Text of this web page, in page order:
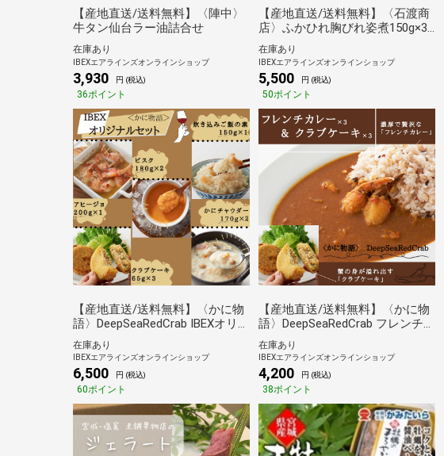
【産地直送/送料無料】〈陣中〉
牛タン仙台ラー油詰合せ
在庫あり
IBEXエアラインズオンラインショップ
3,930 円 (税込)
36ポイント
【産地直送/送料無料】〈石渡商
店〉ふかひれ胸びれ姿煮150g×3
箱
在庫あり
IBEXエアラインズオンラインショップ
5,500 円 (税込)
50ポイント
【産地直送/送料無料】〈かに物
語〉DeepSeaRedCrab IBEXオリ
ジナルセット
在庫あり
IBEXエアラインズオンラインショップ
6,500 円 (税込)
60ポイント
【産地直送/送料無料】〈かに物
語〉DeepSeaRedCrab フレンチ
カレー&クラブケーキ
在庫あり
IBEXエアラインズオンラインショップ
4,200 円 (税込)
38ポイント